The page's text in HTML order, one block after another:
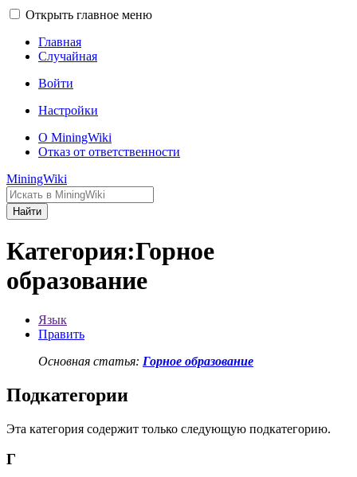
Открыть главное меню
Главная
Случайная
Войти
Настройки
О MiningWiki
Отказ от ответственности
MiningWiki
Найти
Категория:Горное
образование
Язык
Править
Основная статья: Горное образование
Подкатегории
Эта категория содержит только следующую подкатегорию.
Г